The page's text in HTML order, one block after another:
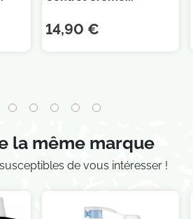
14,90 €
la même marque
de vous intéresser !